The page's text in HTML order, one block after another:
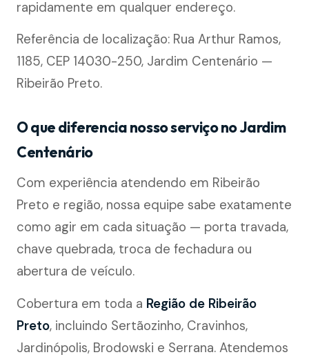
rapidamente em qualquer endereço.
Referência de localização: Rua Arthur Ramos,
1185, CEP 14030-250, Jardim Centenário —
Ribeirão Preto.
O que diferencia nosso serviço no Jardim
Centenário
Com experiência atendendo em Ribeirão
Preto e região, nossa equipe sabe exatamente
como agir em cada situação — porta travada,
chave quebrada, troca de fechadura ou
abertura de veículo.
Cobertura em toda a Região de Ribeirão
Preto, incluindo Sertãozinho, Cravinhos,
Jardinópolis, Brodowski e Serrana. Atendemos